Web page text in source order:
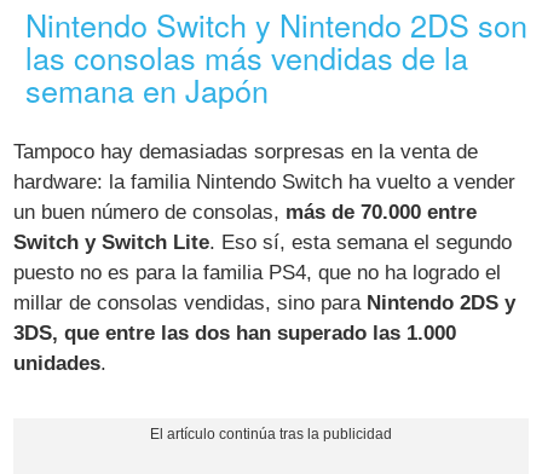
Nintendo Switch y Nintendo 2DS son
las consolas más vendidas de la
semana en Japón
Tampoco hay demasiadas sorpresas en la venta de
hardware: la familia Nintendo Switch ha vuelto a vender
un buen número de consolas, más de 70.000 entre
Switch y Switch Lite. Eso sí, esta semana el segundo
puesto no es para la familia PS4, que no ha logrado el
millar de consolas vendidas, sino para Nintendo 2DS y
3DS, que entre las dos han superado las 1.000
unidades.